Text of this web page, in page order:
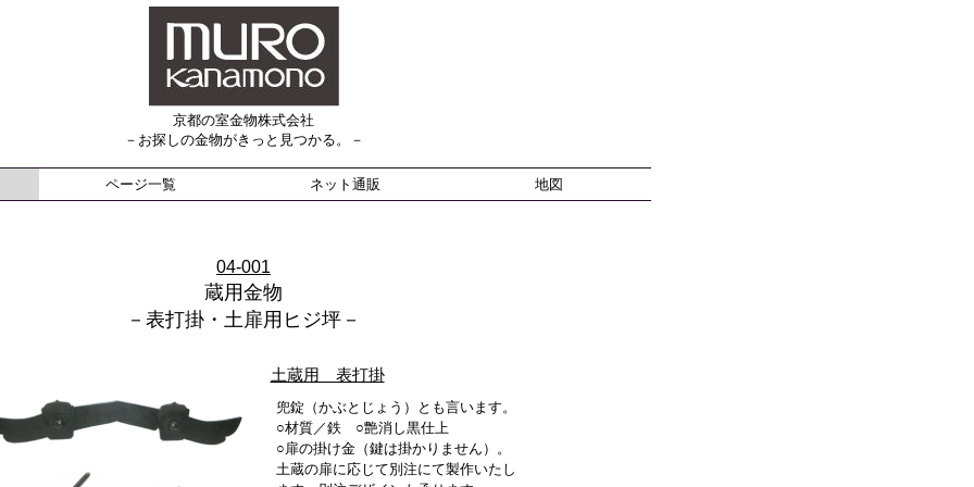
京都の室金物株式会社
－お探しの金物がきっと見つかる。－
ページ一覧 ネット通販 地図
04-001
蔵用金物
－表打掛・土扉用ヒジ坪－
土蔵用 表打掛
兜錠（かぶとじょう）とも言います。
○材質／鉄 ○艶消し黒仕上
○扉の掛け金（鍵は掛かりません）。
土蔵の扉に応じて別注にて製作いたし